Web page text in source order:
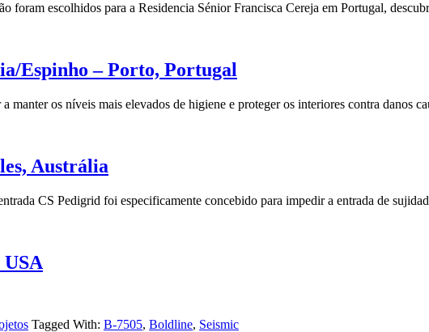
foram escolhidos para a Residencia Sénior Francisca Cereja em Portugal,
Espinho – Porto, Portugal
os níveis mais elevados de higiene e proteger os interiores contra danos
Austrália
CS Pedigrid foi especificamente concebido para impedir a entrada de
Tagged With: B-7505, Boldline, Seismic